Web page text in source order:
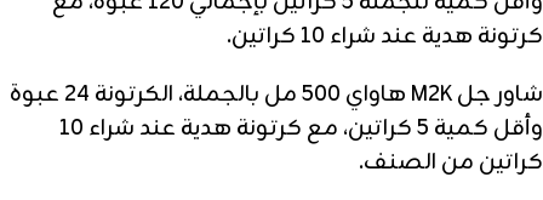
كرتونة هدية عند شراء 10 كراتين.
شاور جل M2K هاواي 500 مل بالجملة، الكرتونة 24 عبوة
وأقل كمية 5 كراتين، مع كرتونة هدية عند شراء 10
كراتين من الصنف.